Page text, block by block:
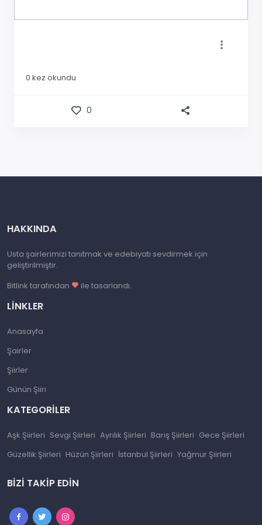
0 kez okundu
0
HAKKINDA
Usta şairlerimizi tanıtmak ve edebiyatı sevdirmek için
geliştirilmiştir.
Bitlink tarafından
ile tasarlandı.
LINKLER
Anasayfa
Şairler
Şiirler
Günün Şiiri
KATEGORILER
Aşk Şiirleri Sevgi Şiirleri Ayrılık Şiirleri Barış Şiirleri Gece Şiirleri
Güzellik Şiirleri Hüzün Şiirleri İstanbul Şiirleri Yağmur Şiirleri
BIZI TAKIP EDIN